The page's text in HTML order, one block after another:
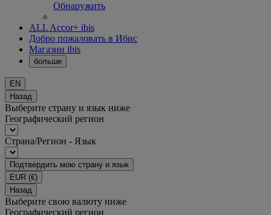
Обнаружить
ALL Accor+ ibis
Добро пожаловать в Ибис
Магазин ibis
больше
EN
Назад
Выберите страну и язык ниже
Географический регион
Страна/Регион - Язык
Подтвердить мою страну и язык
EUR (€)
Назад
Выберите свою валюту ниже
Географический регион